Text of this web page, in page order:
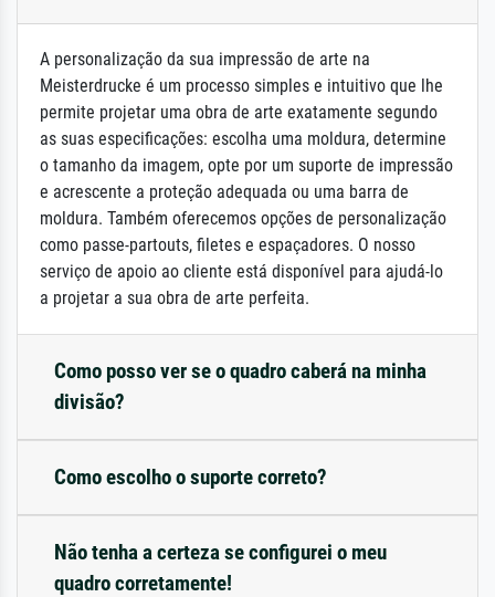
A personalização da sua impressão de arte na
Meisterdrucke é um processo simples e intuitivo que lhe
permite projetar uma obra de arte exatamente segundo
as suas especificações: escolha uma moldura, determine
o tamanho da imagem, opte por um suporte de impressão
e acrescente a proteção adequada ou uma barra de
moldura. Também oferecemos opções de personalização
como passe-partouts, filetes e espaçadores. O nosso
serviço de apoio ao cliente está disponível para ajudá-lo
a projetar a sua obra de arte perfeita.
Como posso ver se o quadro caberá na minha
divisão?
Como escolho o suporte correto?
Não tenha a certeza se configurei o meu
quadro corretamente!